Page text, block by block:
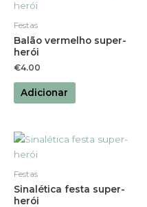
Festas
Balão vermelho super-
herói
€4.00
Adicionar
Festas
Sinalética festa super-
herói